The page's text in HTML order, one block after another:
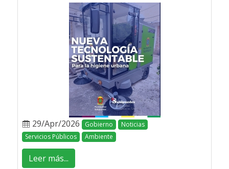
29/Apr/2026 Gobierno
Noticias
Servicios Públicos
Ambiente
Leer más...